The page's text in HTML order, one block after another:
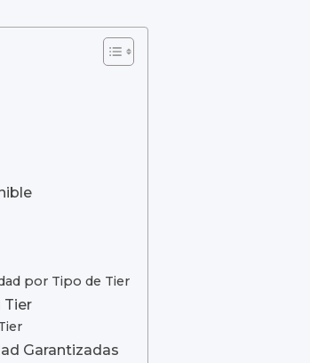
por Tipo de Tier
Tier
Garantizadas